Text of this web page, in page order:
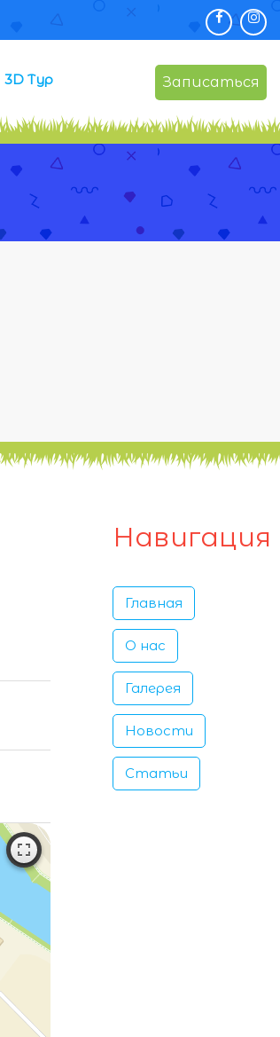
3D Тур Записаться
Навигация
Главная
О нас
Галерея
Новости
Статьи